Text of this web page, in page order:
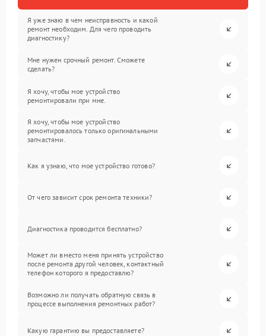
Я уже знаю в чем неисправность и какой
ремонт необходим. Для чего проводить
диагностику?
Мне нужен срочный ремонт. Сможете
сделать?
Я хочу, чтобы мое устройство
ремонтировали при мне.
Я хочу, чтобы мое устройство
ремонтировалось только оригинальными
запчастями.
Как я узнаю, что мое устройство готово?
От чего зависит срок ремонта техники?
Диагностика проводится бесплатно?
Может ли вместо меня принять устройство
после ремонта другой человек, контактный
телефон которого я предоставлю?
Возможно ли получать обратную связь в
процессе выполнения ремонтных работ?
Какую гарантию вы предоставляете?